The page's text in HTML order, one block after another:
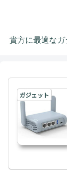
貴方に最適な
ガジェット